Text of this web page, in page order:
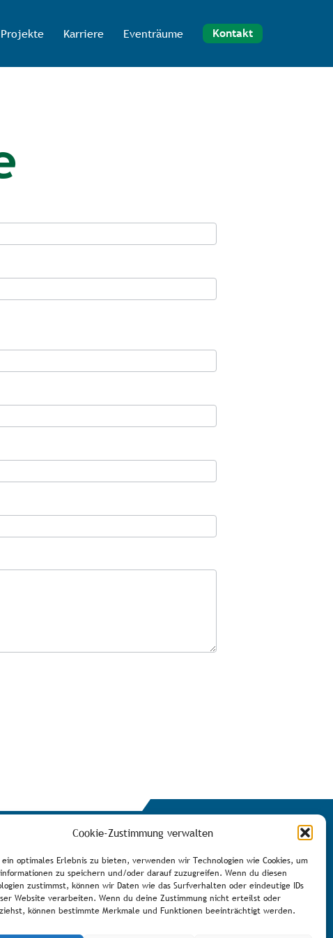
Cookie-Zustimmung verwalten
optimales Erlebnis zu bieten, verwenden wir Technologien wie Cookies, um
zu speichern und/oder darauf zuzugreifen. Wenn du diesen
zustimmst, können wir Daten wie das Surfverhalten oder eindeutige IDs
Website verarbeiten. Wenn du deine Zustimmung nicht erteilst oder
können bestimmte Merkmale und Funktionen beeinträchtigt werden.
Projekte Karriere Eventräume Kontakt
Newsletter eintragen